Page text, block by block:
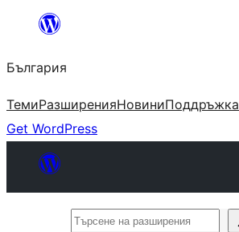
България
ТемиРазширенияНовиниПоддръжка
Get WordPress
Търсене